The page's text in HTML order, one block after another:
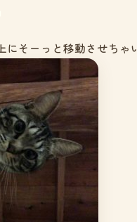
そーっと移動させちゃ